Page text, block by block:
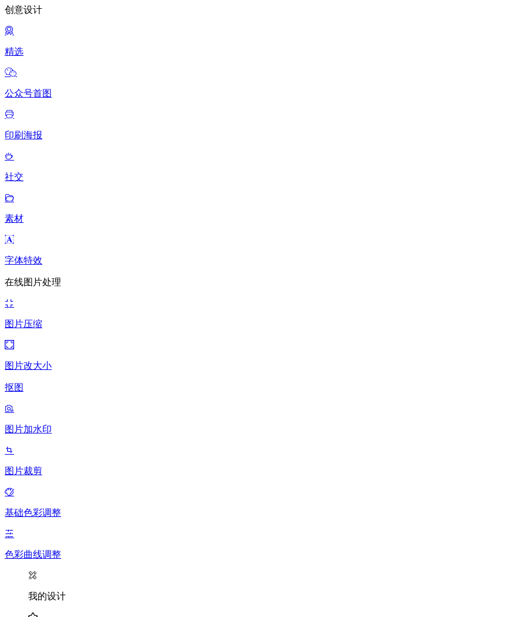
创意设计
精选
公众号首图
印刷海报
社交
素材
字体特效
在线图片处理
图片压缩
图片改大小
抠图
图片加水印
图片裁剪
基础色彩调整
色彩曲线调整
我的设计